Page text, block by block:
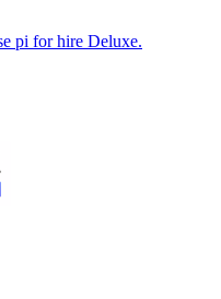
pi for hire Deluxe.